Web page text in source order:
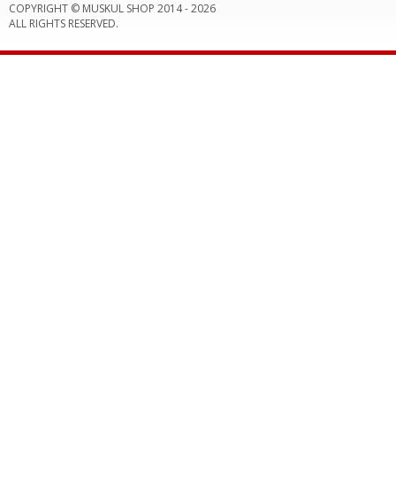
COPYRIGHT © MUSKUL SHOP 2014 -2026
ALL RIGHTS RESERVED.